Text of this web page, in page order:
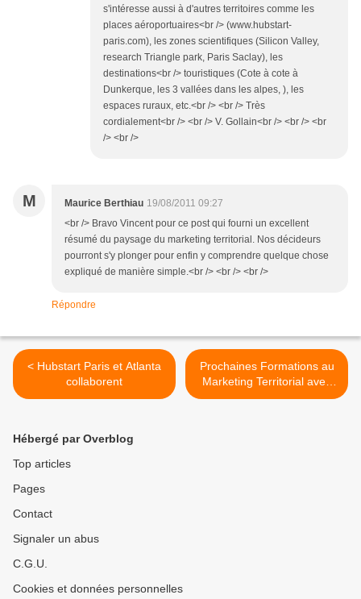
s'intéresse aussi à d'autres territoires comme les
places aéroportuaires<br /> (www.hubstart-
paris.com), les zones scientifiques (Silicon Valley,
research Triangle park, Paris Saclay), les
destinations<br /> touristiques (Cote à cote à
Dunkerque, les 3 vallées dans les alpes, ), les
espaces ruraux, etc.<br /> <br /> Très
cordialement<br /> <br /> V. Gollain<br /> <br /> <br
/> <br />
M Maurice Berthiau 19/08/2011 09:27
<br /> Bravo Vincent pour ce post qui fourni un excellent
résumé du paysage du marketing territorial. Nos décideurs
pourront s'y plonger pour enfin y comprendre quelque chose
expliqué de manière simple.<br /> <br /> <br />
Répondre
< Hubstart Paris et Atlanta
collaborent
Prochaines Formations au
Marketing Territorial avec
les Echos >
Hébergé par Overblog
Top articles
Pages
Contact
Signaler un abus
C.G.U.
Cookies et données personnelles